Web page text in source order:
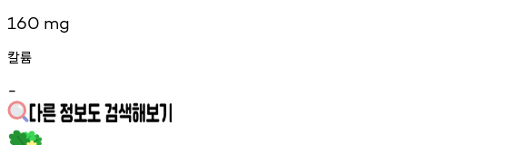
160 mg
칼륨
-